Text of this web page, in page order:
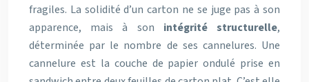
fragiles. La solidité d’un carton ne se juge pas à son
apparence, mais à son intégrité structurelle,
déterminée par le nombre de ses cannelures. Une
cannelure est la couche de papier ondulé prise en